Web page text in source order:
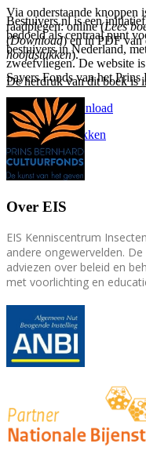
Via onderstaande knoppen
raadplegen: online (Lees
(Download) en in PDF van
hoofdstukken).
De herdruk van dit boek is
Lees boekDownload
Losse hoofdstukken
Bestuivers.nl is een
bedoeld als centraal punt
bestuivers in Nederland,
zweefvliegen. De website
Sayers Fonds van het
Over EIS
EIS Kenniscentrum
andere ongewervelden.
adviezen over beleid en
met voorlichting en